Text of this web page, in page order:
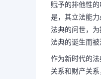
赋予的排他性
是，其立法能
法典的问世，
法典的诞生而被
作为新时代的
关系和财产关